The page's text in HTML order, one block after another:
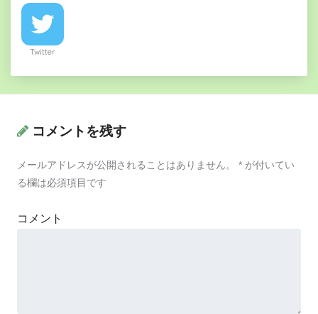
Twitter
コメントを残す
メールアドレスが公開されることはありません。 * が付いてい
る欄は必須項目です
コメント